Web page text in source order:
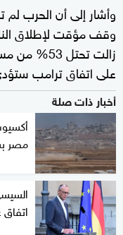
وأشار إلى أن الحرب لم
وقف مؤقت لإطلاق
زالت تحتل
على اتفاق ترامب
أخبار ذات صلة
مصر
اتفاق